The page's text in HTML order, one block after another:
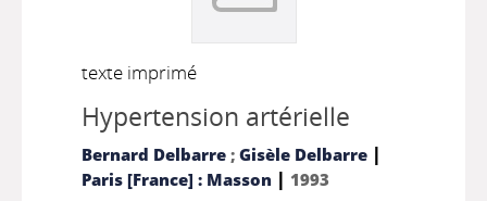
texte imprimé
Hypertension artérielle
Bernard Delbarre; Gisèle Delbarre |
Paris [France] : Masson | 1993